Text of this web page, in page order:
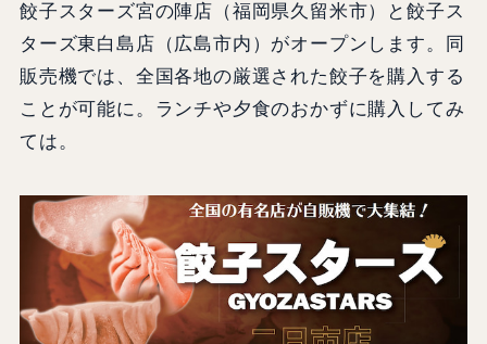
餃子スターズ宮の陣店（福岡県久留米市）と餃子ス
ターズ東白島店（広島市内）がオープンします。同
販売機では、全国各地の厳選された餃子を購入する
ことが可能に。ランチや夕食のおかずに購入してみ
ては。